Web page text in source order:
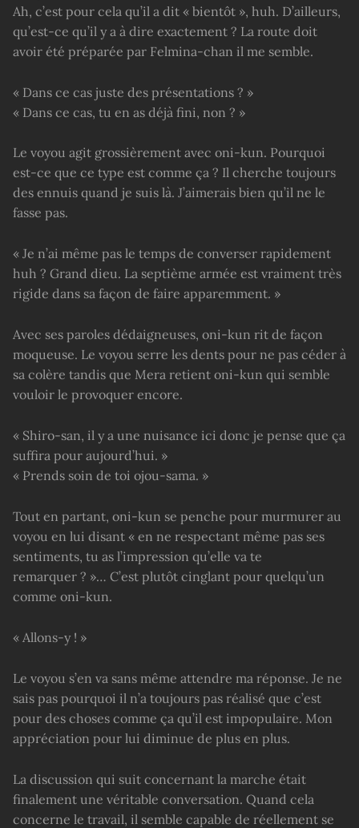
Ah, c’est pour cela qu’il a dit « bientôt », huh. D’ailleurs,
qu’est-ce qu’il y a à dire exactement ? La route doit
avoir été préparée par Felmina-chan il me semble.
« Dans ce cas juste des présentations ? »
« Dans ce cas, tu en as déjà fini, non ? »
Le voyou agit grossièrement avec oni-kun. Pourquoi
est-ce que ce type est comme ça ? Il cherche toujours
des ennuis quand je suis là. J’aimerais bien qu’il ne le
fasse pas.
« Je n’ai même pas le temps de converser rapidement
huh ? Grand dieu. La septième armée est vraiment très
rigide dans sa façon de faire apparemment. »
Avec ses paroles dédaigneuses, oni-kun rit de façon
moqueuse. Le voyou serre les dents pour ne pas céder à
sa colère tandis que Mera retient oni-kun qui semble
vouloir le provoquer encore.
« Shiro-san, il y a une nuisance ici donc je pense que ça
suffira pour aujourd’hui. »
« Prends soin de toi ojou-sama. »
Tout en partant, oni-kun se penche pour murmurer au
voyou en lui disant « en ne respectant même pas ses
sentiments, tu as l’impression qu’elle va te
remarquer ? »… C’est plutôt cinglant pour quelqu’un
comme oni-kun.
« Allons-y ! »
Le voyou s’en va sans même attendre ma réponse. Je ne
sais pas pourquoi il n’a toujours pas réalisé que c’est
pour des choses comme ça qu’il est impopulaire. Mon
appréciation pour lui diminue de plus en plus.
La discussion qui suit concernant la marche était
finalement une véritable conversation. Quand cela
concerne le travail, il semble capable de réellement se